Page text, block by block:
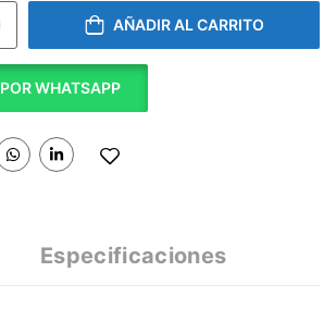
AÑADIR AL CARRITO
WHATSAPP
Especificaciones